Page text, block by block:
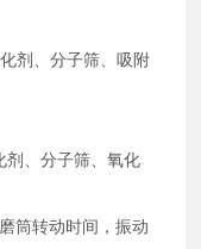
剂、分子筛、吸附
剂、分子筛、氧化
筒转动时间，振动